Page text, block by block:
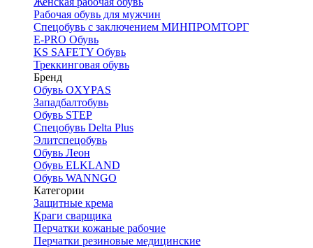
Рабочая обувь для мужчин
Спецобувь с заключением МИНПРОМТОРГ
E-PRO Обувь
KS SAFETY Обувь
Треккинговая обувь
Бренд
Обувь OXYPAS
Западбалтобувь
Обувь STEP
Спецобувь Delta Plus
Элитспецобувь
Обувь Леон
Обувь ELKLAND
Обувь WANNGO
Категории
Защитные крема
Краги сварщика
Перчатки кожаные рабочие
Перчатки резиновые медицинские